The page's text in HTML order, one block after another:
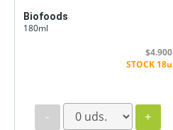
Biofoods
180ml
$4.900
STOCK 18u
- +